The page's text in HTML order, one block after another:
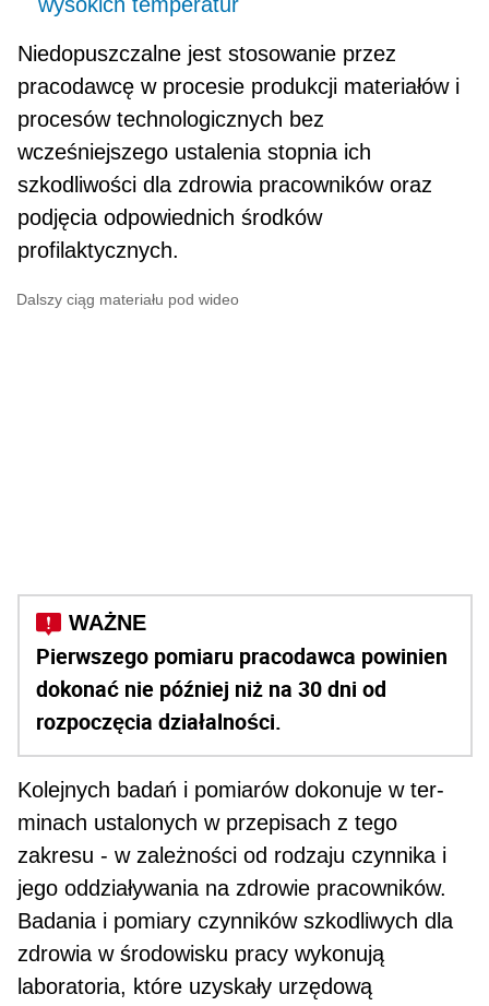
Niedopuszczalne jest stosowanie przez
pracodawcę w procesie produkcji materiałów i
procesów tech­nologicznych bez
wcześniejszego ustalenia stop­nia ich
szkodliwości dla zdrowia pracowników oraz
podjęcia odpowiednich środków
profilaktycznych.
Dalszy ciąg materiału pod wideo
Pierwszego pomiaru pracodawca powinien
doko­nać nie później niż na 30 dni od
rozpoczęcia działal­ności.
Kolejnych badań i pomiarów dokonuje w ter­
minach ustalonych w przepisach z tego
zakresu - w zależności od rodzaju czynnika i
jego oddzia­ływania na zdrowie pracowników.
Badania i pomiary czynników szkodliwych dla
zdro­wia w środowisku pracy wykonują
laboratoria, które uzyskały urzędową